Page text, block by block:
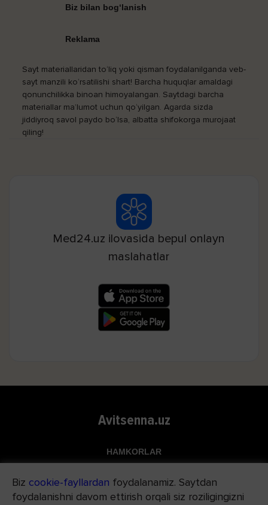
Biz bilan bog‘lanish
Reklama
Sayt materiallaridan to‘liq yoki qisman foydalanilganda veb-
sayt manzili ko‘rsatilishi shart! Barcha huquqlar amaldagi
qonunchilikka binoan himoyalangan. Saytdagi barcha
materiallar ma’lumot uchun qo‘yilgan. Agarda sizda
jiddiyroq savol paydo bo‘lsa, albatta shifokorga murojaat
qiling!
Med24.uz ilovasida bepul onlayn
maslahatlar
Avitsenna.uz
HAMKORLAR
Apteka.uz
Med24.uz
Biz cookie-fayllardan foydalanamiz. Saytdan
foydalanishni davom ettirish orqali siz roziligingizni